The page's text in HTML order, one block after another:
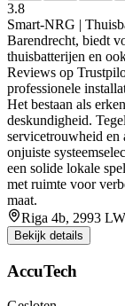
3.8
Smart‑NRG |
Barendrecht, biedt
thuisbatterijen en
Reviews op
professionele
Het bestaan als
deskundigheid.
servicetrouwheid en
onjuiste
een solide lokale
met ruimte voor
maat.
Riga 4b, 2993
Bekijk details
AccuTech